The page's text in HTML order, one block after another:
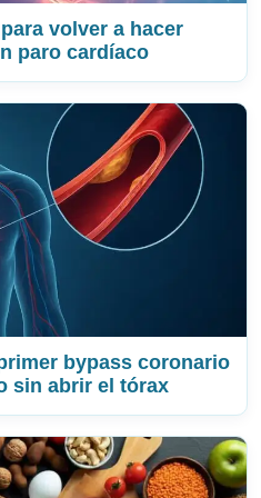
volver a hacer
paro cardíaco
bypass coronario
sin abrir el tórax